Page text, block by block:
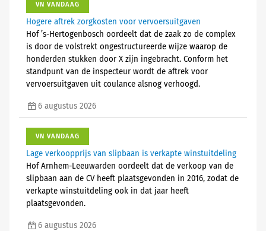
VN VANDAAG
Hogere aftrek zorgkosten voor vervoersuitgaven
Hof ’s-Hertogenbosch oordeelt dat de zaak zo de complex
is door de volstrekt ongestructureerde wijze waarop de
honderden stukken door X zijn ingebracht. Conform het
standpunt van de inspecteur wordt de aftrek voor
vervoersuitgaven uit coulance alsnog verhoogd.
6 augustus 2026
VN VANDAAG
Lage verkoopprijs van slipbaan is verkapte winstuitdeling
Hof Arnhem-Leeuwarden oordeelt dat de verkoop van de
slipbaan aan de CV heeft plaatsgevonden in 2016, zodat de
verkapte winstuitdeling ook in dat jaar heeft
plaatsgevonden.
6 augustus 2026